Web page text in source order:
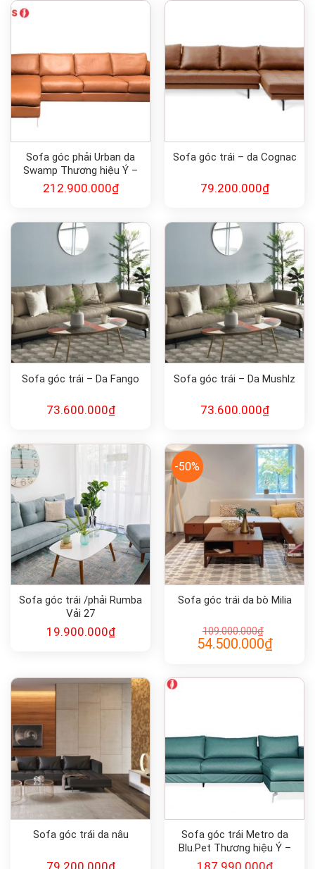
Sofa góc phải Urban da
Swamp Thương hiệu Ý –
Calligaris
212.900.000₫
Sofa góc trái – da Cognac
79.200.000₫
Sofa góc trái – Da Fango
73.600.000₫
Sofa góc trái – Da Mushlz
73.600.000₫
Sofa góc trái /phải Rumba
Vải 27
19.900.000₫
-50%
Sofa góc trái da bò Milia
109.000.000₫
Giá
gốc
54.500.000₫Giá
hiện
Sofa góc trái da nâu
79.200.000₫
Sofa góc trái Metro da
Blu.Pet Thương hiệu Ý –
Calligaris
187.990.000₫